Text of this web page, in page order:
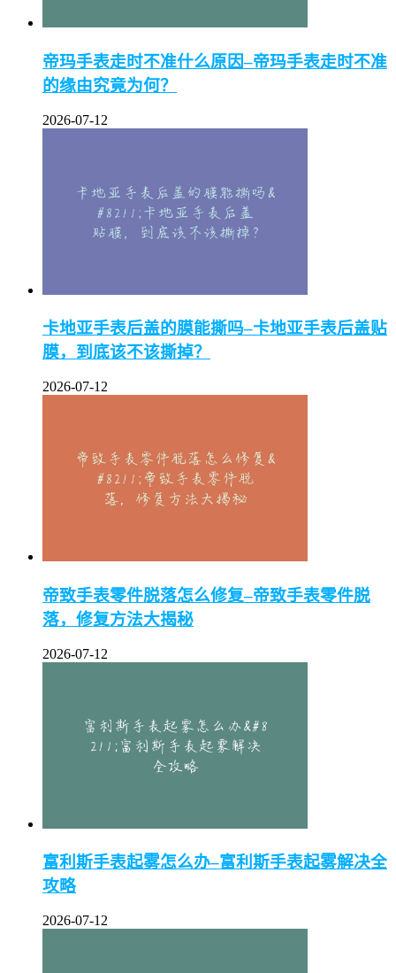
帝玛手表走时不准什么原因–帝玛手表走时不准
的缘由究竟为何？
2026-07-12
卡地亚手表后盖的膜能撕吗–卡地亚手表后盖贴
膜，到底该不该撕掉？
2026-07-12
帝致手表零件脱落怎么修复–帝致手表零件脱
落，修复方法大揭秘
2026-07-12
富利斯手表起雾怎么办–富利斯手表起雾解决全
攻略
2026-07-12
服务项目：